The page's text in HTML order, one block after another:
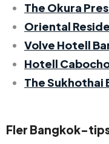
The Okura
Oriental
Volve Hotell
Hotell
The Sukhothai
Fler Bangkok-